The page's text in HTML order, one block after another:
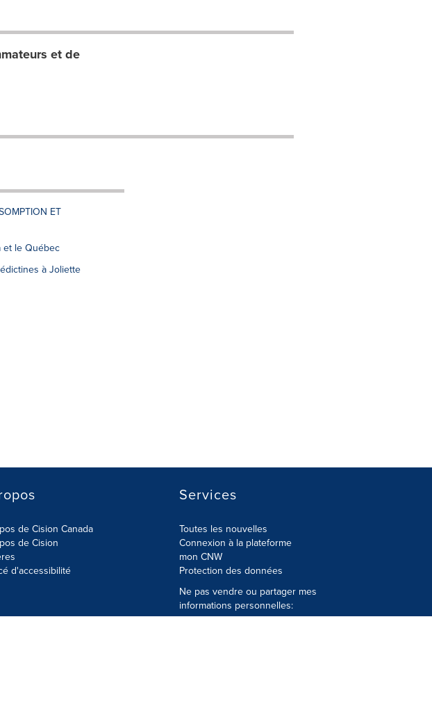
et de
ET
et le Québec
à Joliette
de Cision Canada
de Cision
d'accessibilité
Services
Toutes les nouvelles
Connexion à la plateforme
mon CNW
Protection des données
Ne pas vendre ou partager mes
informations personnelles: